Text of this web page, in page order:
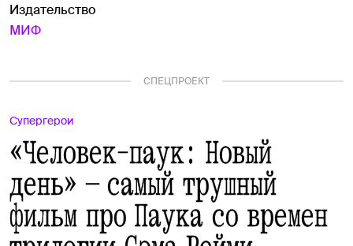
Издательство
МИФ
СПЕЦПРОЕКТ
Супергерои
«Человек-паук: Новый
день» — самый трушный
фильм про Паука со времен